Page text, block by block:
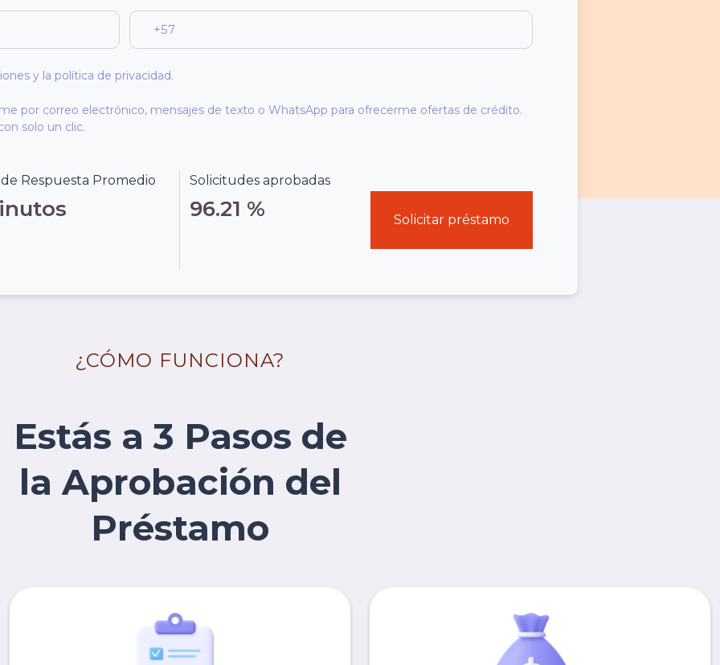
y la política de privacidad.
por correo electrónico, mensajes de texto o WhatsApp para ofrecerme ofertas de crédito.
solo un clic.
Respuesta Promedio Solicitudes aprobadas
96.21 % Solicitar préstamo
¿CÓMO FUNCIONA?
Estás a 3 Pasos de
la Aprobación del
Préstamo